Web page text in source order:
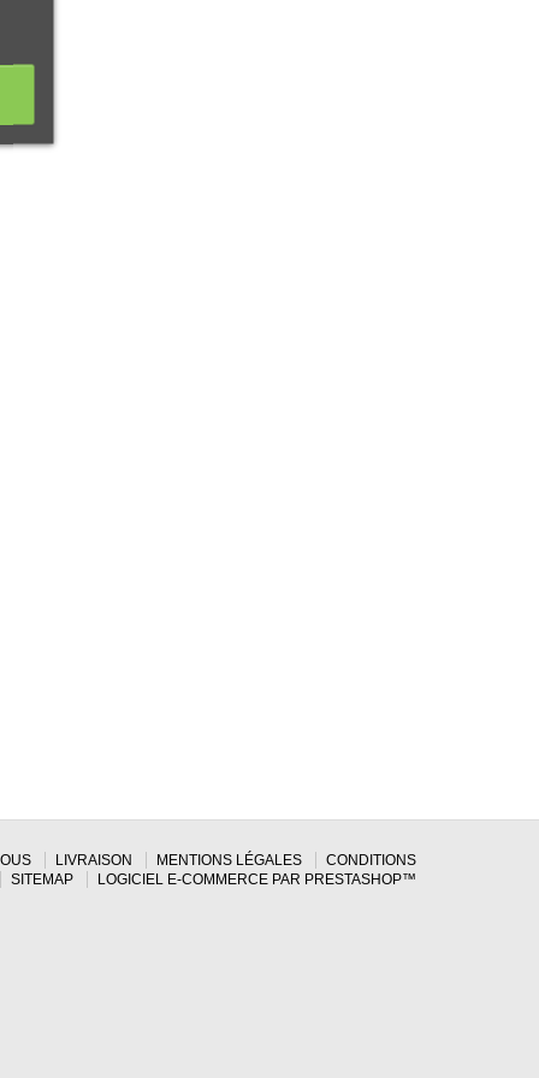
LIVRAISON MENTIONS LÉGALES
CONDITIONS
SITEMAP LOGICIEL E-COMMERCE PAR PRESTASHOP™